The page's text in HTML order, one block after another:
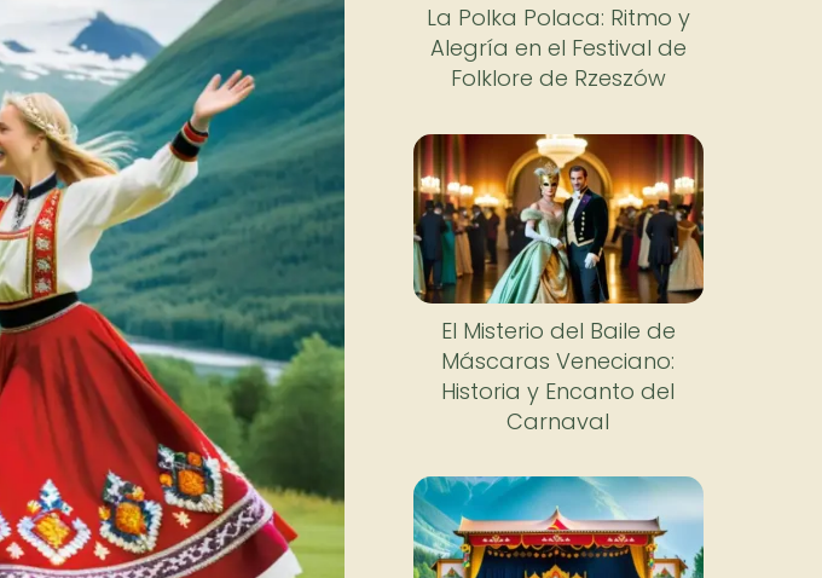
La Polka Polaca: Ritmo y
Alegría en el Festival de
Folklore de Rzeszów
El Misterio del Baile de
Máscaras Veneciano:
Historia y Encanto del
Carnaval